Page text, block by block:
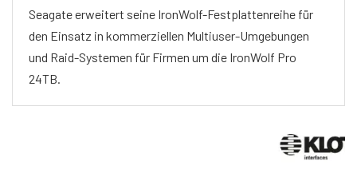
Seagate erweitert seine IronWolf-Festplattenreihe für
den Einsatz in kommerziellen Multiuser-Umgebungen
und Raid-Systemen für Firmen um die IronWolf Pro
24TB.